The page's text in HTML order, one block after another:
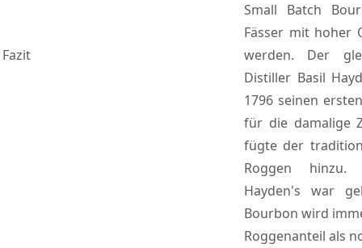
Fazit
Small Batch
Fässer mit hoher
werden. Der
Distiller Basil
1796 seinen
für die damalige
fügte der
Roggen
Hayden's war
Bourbon wird
Roggenanteil als